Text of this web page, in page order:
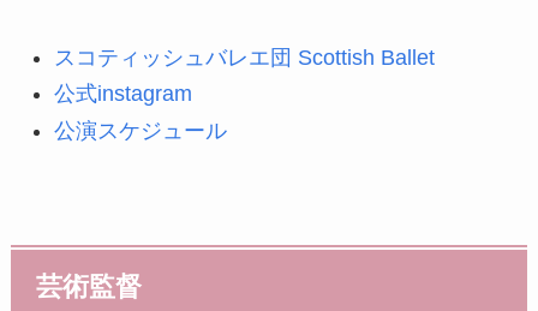
スコティッシュバレエ団 Scottish Ballet
公式instagram
公演スケジュール
芸術監督